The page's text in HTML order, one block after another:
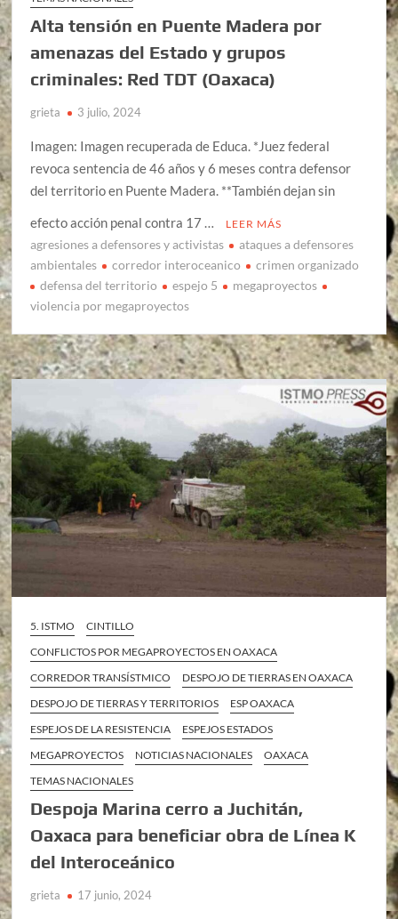
Alta tensión en Puente Madera por
amenazas del Estado y grupos
criminales: Red TDT (Oaxaca)
grieta 3 julio, 2024
Imagen: Imagen recuperada de Educa. *Juez federal
revoca sentencia de 46 años y 6 meses contra defensor
del territorio en Puente Madera. **También dejan sin
efecto acción penal contra 17 …
LEER MÁS
agresiones a defensores y activistas
ataques a defensores
ambientales
corredor interoceanico
crimen organizado
defensa del territorio
espejo 5
megaproyectos
violencia por megaproyectos
5. ISTMO
CINTILLO
CONFLICTOS POR MEGAPROYECTOS EN OAXACA
CORREDOR TRANSÍSTMICO
DESPOJO DE TIERRAS EN OAXACA
DESPOJO DE TIERRAS Y TERRITORIOS
ESP OAXACA
ESPEJOS DE LA RESISTENCIA
ESPEJOS ESTADOS
MEGAPROYECTOS
NOTICIAS NACIONALES
OAXACA
TEMAS NACIONALES
Despoja Marina cerro a Juchitán,
Oaxaca para beneficiar obra de Línea K
del Interoceánico
grieta 17 junio, 2024